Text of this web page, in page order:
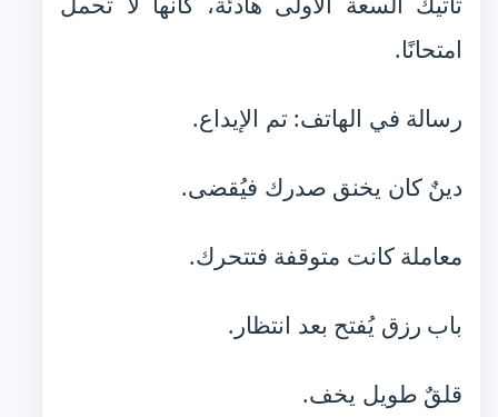
امتحانًا.
رسالة في الهاتف: تم الإيداع.
دينٌ كان يخنق صدرك فيُقضى.
معاملة كانت متوقفة فتتحرك.
باب رزق يُفتح بعد انتظار.
قلقٌ طويل يخف.